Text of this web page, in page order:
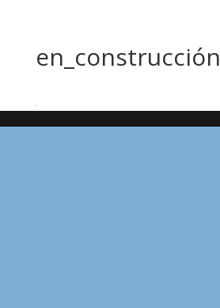
en_construcción